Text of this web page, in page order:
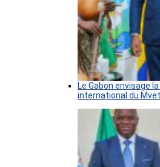
Le Gabon envisage
international du Mvet